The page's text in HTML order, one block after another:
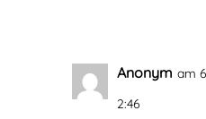
Anonym am
2:46